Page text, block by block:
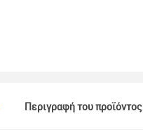
Περιγραφή του προϊόντος